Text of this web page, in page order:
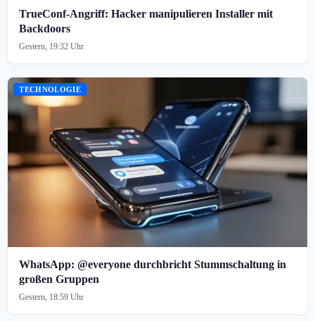
TrueConf-Angriff: Hacker manipulieren Installer mit
Backdoors
Gestern, 19:32 Uhr
TECHNOLOGIE
WhatsApp: @everyone durchbricht Stummschaltung in
großen Gruppen
Gestern, 18:59 Uhr